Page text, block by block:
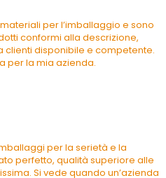
per l’imballaggio e sono
conformi alla descrizione,
clienti disponibile e competente.
per la mia azienda.
per la serietà e la
perfetto, qualità superiore alle
Si vede quando un’azienda